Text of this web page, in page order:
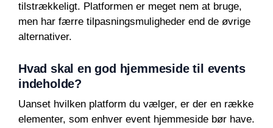
tilstrækkeligt. Platformen er meget nem at bruge,
men har færre tilpasningsmuligheder end de øvrige
alternativer.
Hvad skal en god hjemmeside til events
indeholde?
Uanset hvilken platform du vælger, er der en række
elementer, som enhver event hjemmeside bør have.